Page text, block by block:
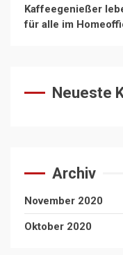
Kaffeegenießer
für alle im
Neueste
Archiv
November 2020
Oktober 2020